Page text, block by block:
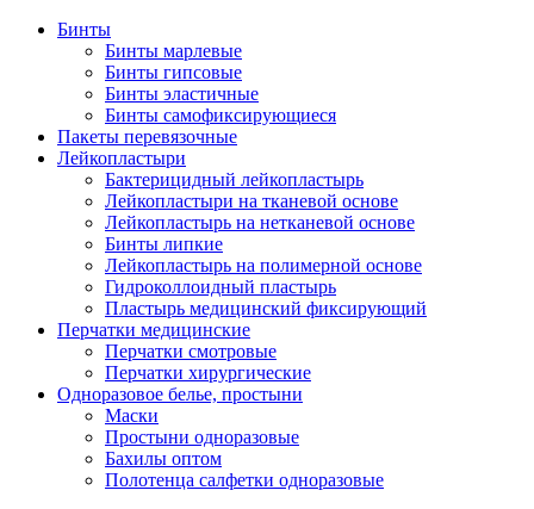
Бинты
Бинты марлевые
Бинты гипсовые
Бинты эластичные
Бинты самофиксирующиеся
Пакеты перевязочные
Лейкопластыри
Бактерицидный лейкопластырь
Лейкопластыри на тканевой основе
Лейкопластырь на нетканевой основе
Бинты липкие
Лейкопластырь на полимерной основе
Гидроколлоидный пластырь
Пластырь медицинский фиксирующий
Перчатки медицинские
Перчатки смотровые
Перчатки хирургические
Одноразовое белье, простыни
Маски
Простыни одноразовые
Бахилы оптом
Полотенца салфетки одноразовые